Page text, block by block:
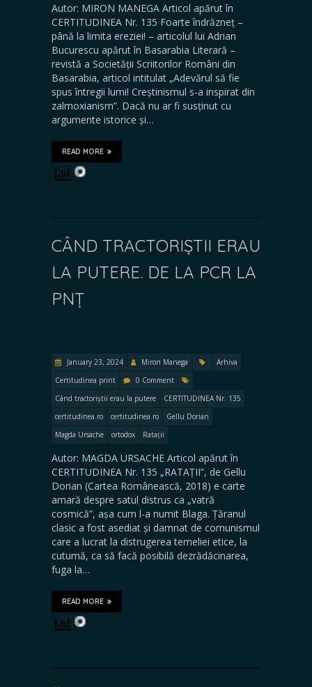
Autor: MIRON MANEGA Articol apărut în
CERTITUDINEA Nr. 135 Foarte îndrăzneț –
până la limita ereziei! – articolul lui Adrian
Bucurescu apărut în Basarabia Literară –
revistă a Societății Scriitorilor Români din
Basarabia, articol intitulat „Adevărul să fie
spus întregii lumi! Creștinismul s-a inspirat din
zalmoxianism”. Dacă nu ar fi susținut cu
argumente istorice și…
READ MORE
CÂND TRACTORIȘTII ERAU
LA PUTERE. DE LA PCR LA
PNȚ
January 23, 2024 Miron Manega
Arhiva
Certitudinea print
0 Comment
Când tractoriștii erau la putere
CERTITUDINEA Nr. 135
certitudinea.ro
certitudinea.ro
Gellu Dorian
Magda Ursache
ortodox Ratații
Autor: MAGDA URSACHE Articol apărut în
CERTITUDINEA Nr. 135 „RATAȚII”, de Gellu
Dorian (Cartea Românească, 2018) e carte
amară despre satul distrus ca „vatră
cosmică”, așa cum l-a numit Blaga. Țăranul
clasic a fost asediat și damnat de comunismul
care a lucrat la distrugerea temeliei etice, la
cutumă, ca să facă posibilă dezrădăcinarea,
fuga la…
READ MORE